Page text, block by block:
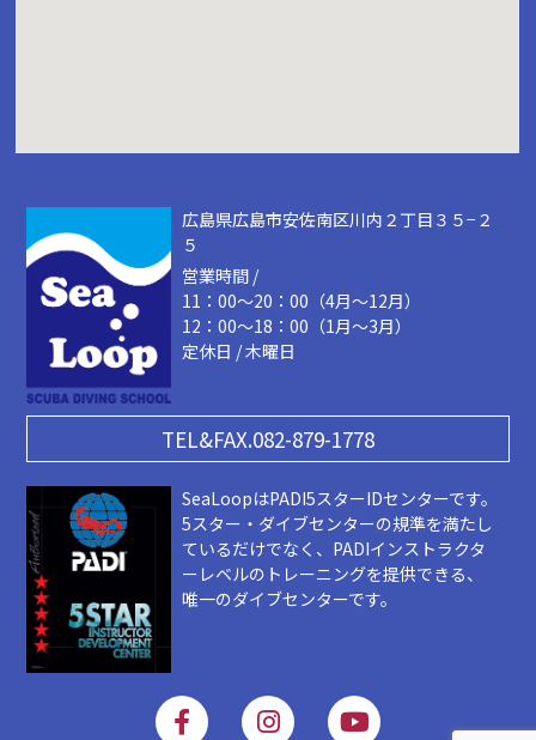
広島県広島市安佐南区川内２丁目３５−２
５
営業時間 /
11：00～20：00（4月～12月）
12：00～18：00（1月～3月）
定休日 / 木曜日
TEL&FAX.082-879-1778
SeaLoopはPADI5スターIDセンターです。
5スター・ダイブセンターの規準を満たし
ているだけでなく、PADIインストラクタ
ーレベルのトレーニングを提供できる、
唯一のダイブセンターです。
F I Y